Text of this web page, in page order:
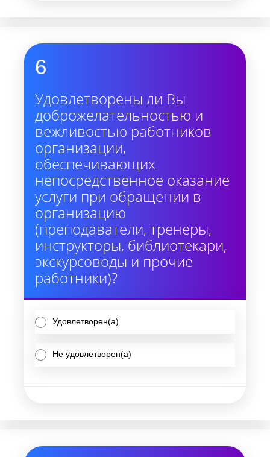
6
Удовлетворены ли Вы
доброжелательностью и
вежливостью работников
организации,
обеспечивающих
непосредственное оказание
услуги при обращении в
организацию
(преподаватели, тренеры,
инструкторы, библиотекари,
экскурсоводы и прочие
работники)?
Удовлетворен(а)
Не удовлетворен(а)